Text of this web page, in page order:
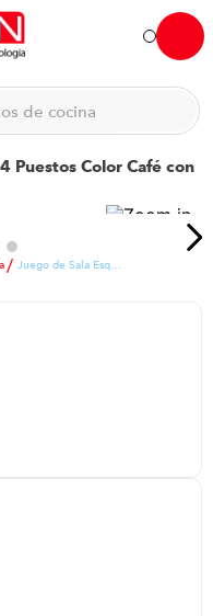
de cocina
Puestos Color Café con
Juego de Sala Esquinero P8884 | 4 Puestos Color Café con Arena